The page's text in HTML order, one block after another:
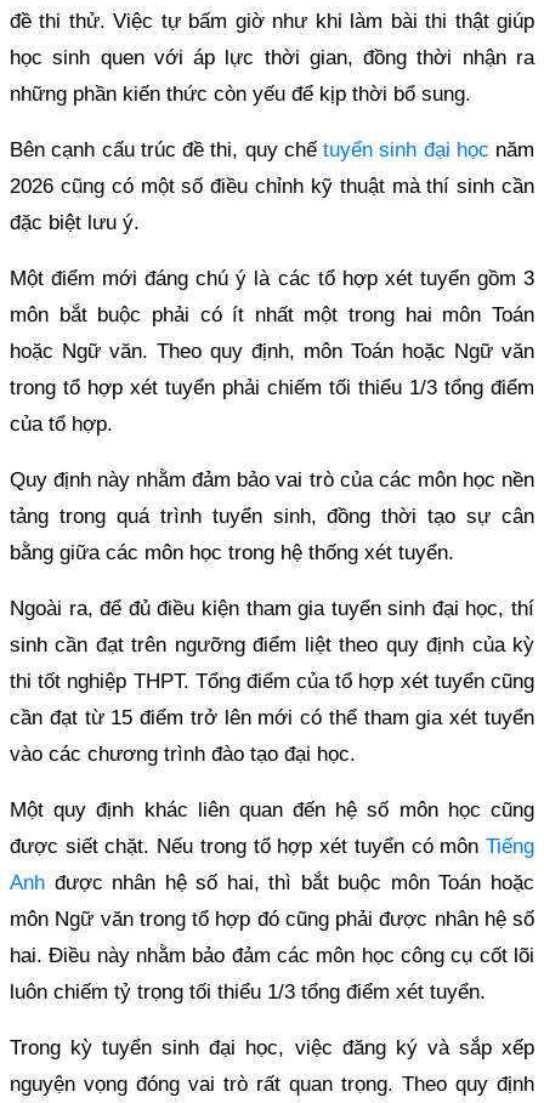
đề thi thử. Việc tự bấm giờ như khi làm bài thi thật giúp
học sinh quen với áp lực thời gian, đồng thời nhận ra
những phần kiến thức còn yếu để kịp thời bổ sung.
Bên cạnh cấu trúc đề thi, quy chế tuyển sinh đại học năm
2026 cũng có một số điều chỉnh kỹ thuật mà thí sinh cần
đặc biệt lưu ý.
Một điểm mới đáng chú ý là các tổ hợp xét tuyển gồm 3
môn bắt buộc phải có ít nhất một trong hai môn Toán
hoặc Ngữ văn. Theo quy định, môn Toán hoặc Ngữ văn
trong tổ hợp xét tuyển phải chiếm tối thiểu 1/3 tổng điểm
của tổ hợp.
Quy định này nhằm đảm bảo vai trò của các môn học nền
tảng trong quá trình tuyển sinh, đồng thời tạo sự cân
bằng giữa các môn học trong hệ thống xét tuyển.
Ngoài ra, để đủ điều kiện tham gia tuyển sinh đại học, thí
sinh cần đạt trên ngưỡng điểm liệt theo quy định của kỳ
thi tốt nghiệp THPT. Tổng điểm của tổ hợp xét tuyển cũng
cần đạt từ 15 điểm trở lên mới có thể tham gia xét tuyển
vào các chương trình đào tạo đại học.
Một quy định khác liên quan đến hệ số môn học cũng
được siết chặt. Nếu trong tổ hợp xét tuyển có môn Tiếng
Anh được nhân hệ số hai, thì bắt buộc môn Toán hoặc
môn Ngữ văn trong tổ hợp đó cũng phải được nhân hệ số
hai. Điều này nhằm bảo đảm các môn học công cụ cốt lõi
luôn chiếm tỷ trọng tối thiểu 1/3 tổng điểm xét tuyển.
Trong kỳ tuyển sinh đại học, việc đăng ký và sắp xếp
nguyện vọng đóng vai trò rất quan trọng. Theo quy định